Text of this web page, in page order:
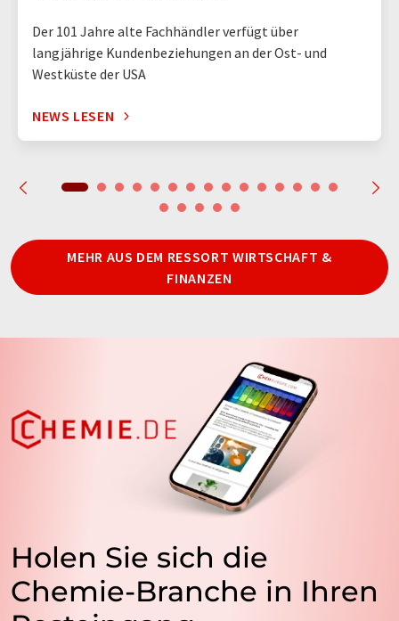
Der 101 Jahre alte Fachhändler verfügt über
langjährige Kundenbeziehungen an der Ost- und
Westküste der USA
NEWS LESEN
MEHR AUS DEM RESSORT WIRTSCHAFT &
FINANZEN
Holen Sie sich die
Chemie-Branche in Ihren